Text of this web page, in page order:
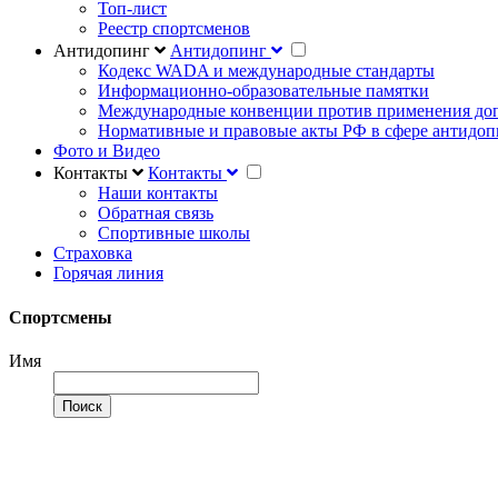
Топ-лист
Реестр спортсменов
Антидопинг
Антидопинг
Кодекс WADA и международные стандарты
Информационно-образовательные памятки
Международные конвенции против применения
Нормативные и правовые акты РФ в сфере
Фото и Видео
Контакты
Контакты
Наши контакты
Обратная связь
Спортивные школы
Страховка
Горячая линия
Спортсмены
Имя
Поиск